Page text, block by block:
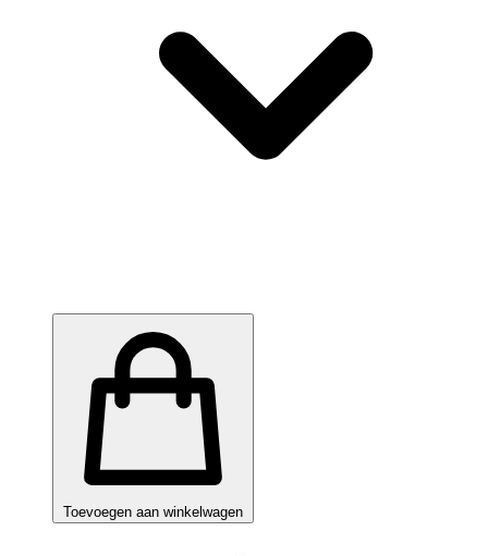
Toevoegen aan winkelwagen